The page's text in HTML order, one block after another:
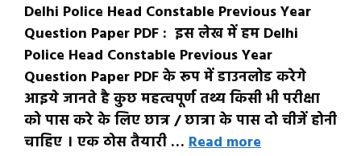
Delhi Police Head Constable Previous Year
Question Paper PDF : इस लेख में हम Delhi
Police Head Constable Previous Year
Question Paper PDF के रूप में डाउनलोड करेगे
आइये जानते है कुछ महत्वपूर्ण तथ्य किसी भी परीक्षा
को पास करे के लिए छात्र / छात्रा के पास दो चीजें होनी
चाहिए । एक ठोस तैयारी … Read more